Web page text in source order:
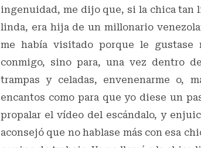
ingenuidad, me dijo que, si la chica tan
linda, era hija de un millonario
me había visitado porque le gustase
conmigo, sino para, una vez dentro
trampas y celadas, envenenarme o,
encantos como para que yo diese un
propalar el vídeo del escándalo, y
aconsejó que no hablase más con esa